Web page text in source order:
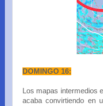
DOMINGO 16:
Los mapas intermedios
acaba convirtiendo en